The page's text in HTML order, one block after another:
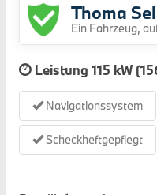
Thoma
Ein Fahrzeug,
Leistung 115 kW
Navigationssystem
Scheckheftgepflegt